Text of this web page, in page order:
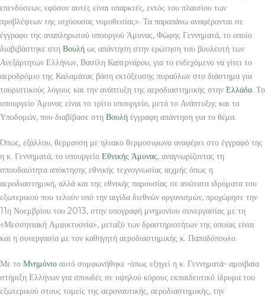
επενδύσεων, εφόσον αυτές είναι υπαρκτές, εντός του πλαισίου των
προβλέψεων της ισχύουσας νομοθεσίας». Τα παραπάνω αναφέρονται σε
έγγραφο της αναπληρωτού υπουργού Άμυνας, Φώφης Γεννηματά, το οποίο
διαβιβάστηκε στη Βουλή ως απάντηση στην ερώτηση του βουλευτή των
Ανεξάρτητων Ελλήνων, Βασίλη Καπερνάρου, για το ενδεχόμενο να γίνει το
αεροδρόμιο της Καλαμάτας βάση εκτόξευσης πυραύλων στο διάστημα για
τουριστικούς λόγους και την ανάπτυξη της αεροδιαστημικής στην Ελλάδα. Το
υπουργείο Άμυνας είναι το τρίτο υπουργείο, μετά το Ανάπτυξης και το
Υποδομών, που διαβίβασε στη Βουλή έγγραφη απάντηση για το θέμα.
Όπως, εξάλλου, θερμανση με ηλιακο θερμοσιφωνα αναφέρει στο έγγραφό της
η κ. Γεννηματά, το υπουργείο Εθνικής Άμυνας, αναγνωρίζοντας τη
σπουδαιότητα απόκτησης εθνικής τεχνογνωσίας αιχμής όπως η
αεροδιαστημική, αλλά και της εθνικής παρουσίας σε ανώτατα ιδρύματα του
εξωτερικού που τελούν υπό την αιγίδα διεθνών οργανισμών, προχώρησε την
11η Νοεμβρίου του 2013, στην υπογραφή μνημονίου συνεργασίας με τη
«Μεσσηνιακή Αμφικτυονία», μεταξύ των δραστηριοτήτων της οποίας είναι
και η συνεργασία με τον καθηγητή αεροδιαστημικής κ. Παπαδόπουλο.
Με το Μνημόνιο αυτό συμφωνήθηκε -όπως εξηγεί η κ. Γεννηματά- αμοιβαία
στήριξη Ελλήνων για σπουδές σε υψηλού κύρους εκπαιδευτικό ίδρυμα του
εξωτερικού στους τομείς της αεροναυτικής, αεροδιαστημικής, την